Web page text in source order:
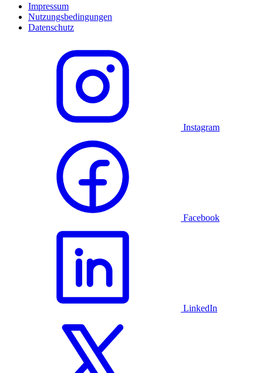
Impressum
Nutzungsbedingungen
Datenschutz
Instagram
Facebook
LinkedIn